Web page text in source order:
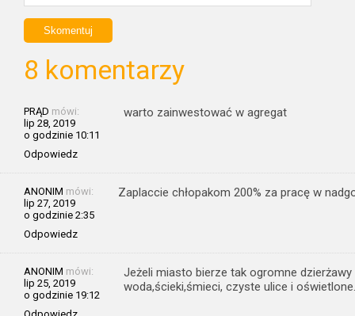
8 komentarzy
PRĄD mówi:
lip 28, 2019
o godzinie 10:11
Odpowiedz
warto zainwestować w agregat
ANONIM mówi:
lip 27, 2019
o godzinie 2:35
Odpowiedz
Zaplaccie chłopakom 200% za pracę w
ANONIM mówi:
lip 25, 2019
o godzinie 19:12
Jeżeli miasto bierze tak ogromne
woda,ścieki,śmieci, czyste ulice i oświetlone.